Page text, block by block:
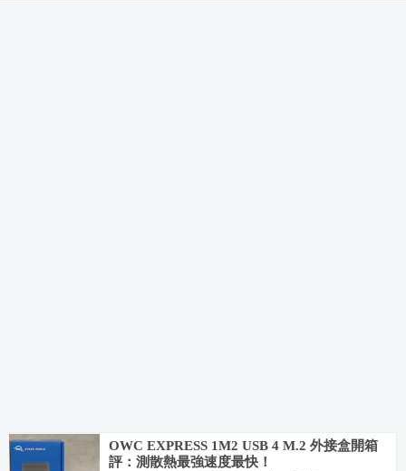
OWC EXPRESS 1M2 USB 4 M.2 外接盒開箱
評：測散熱最強速度最快！